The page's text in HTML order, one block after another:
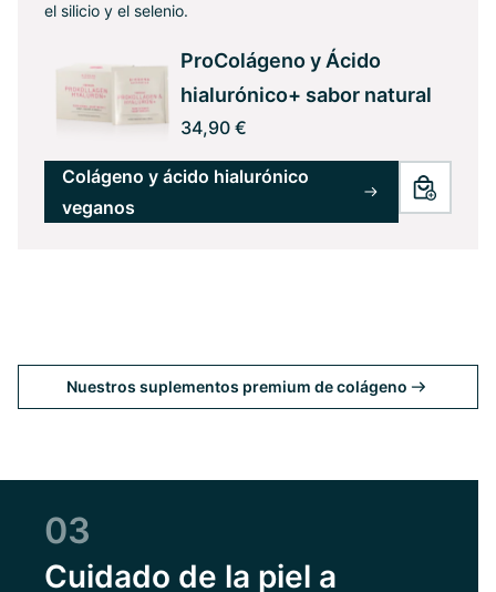
el silicio y el selenio.
ProColágeno y Ácido
hialurónico+ sabor natural
34,90 €
Colágeno y ácido hialurónico
veganos
Nuestros suplementos premium de colágeno
03
Cuidado de la piel a